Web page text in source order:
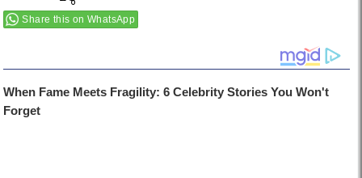
Share this on WhatsApp